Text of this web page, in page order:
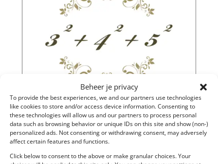
Beheer je privacy
To provide the best experiences, we and our partners use technologies
like cookies to store and/or access device information. Consenting to
these technologies will allow us and our partners to process personal
data such as browsing behavior or unique IDs on this site and show (non-)
personalized ads. Not consenting or withdrawing consent, may adversely
affect certain features and functions.
Click below to consent to the above or make granular choices. Your
Verjaardagsfeest
50ste verjaardag, golden birthday